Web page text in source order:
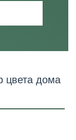
цвета дома